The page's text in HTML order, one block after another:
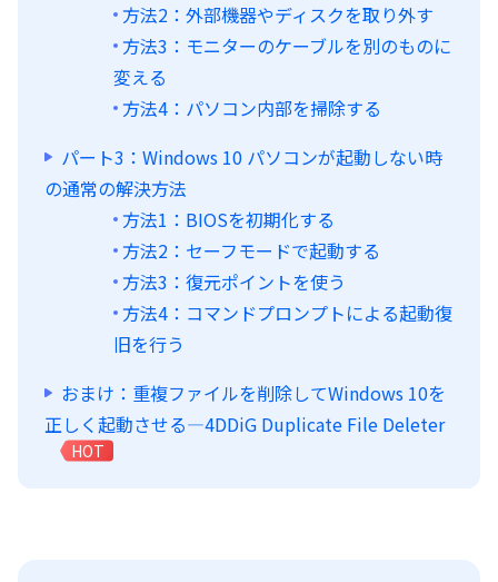
方法2：外部機器やディスクを取り外す
方法3：モニターのケーブルを別のものに
変える
方法4：パソコン内部を掃除する
パート3：Windows 10 パソコンが起動しない時
の通常の解決方法
方法1：BIOSを初期化する
方法2：セーフモードで起動する
方法3：復元ポイントを使う
方法4：コマンドプロンプトによる起動復
旧を行う
おまけ：重複ファイルを削除してWindows 10を
正しく起動させる—4DDiG Duplicate File Deleter
HOT